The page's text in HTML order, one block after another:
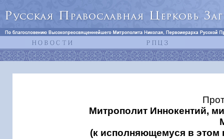
Митрополит Иннокентий,
(к исполняющемуся в этом